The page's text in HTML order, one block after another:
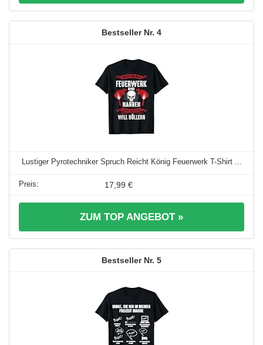
4
Lustiger Pyrotechniker Spruch Reicht König Feuerwerk T-Shirt ...
17,99 €
ZUM TOP ANGEBOT »
5